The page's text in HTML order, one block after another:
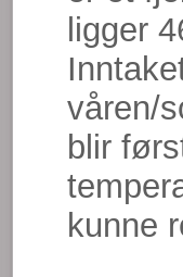
ligger
våren/
blir
kunne